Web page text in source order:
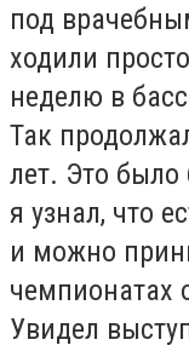
под
ходили
неделю в
Так
лет. Это
я узнал, что
и можно
чемпионатах
Увидел